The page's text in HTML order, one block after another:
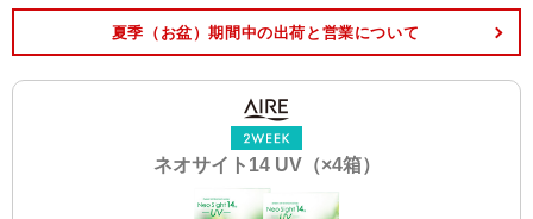
夏季（お盆）期間中の出荷と営業について
ネオサイト14 UV（×4箱）